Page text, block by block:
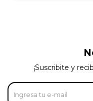
¡Suscribite y